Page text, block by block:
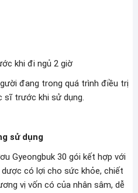
khi đi ngủ 2 giờ
đang trong quá trình điều trị
sĩ trước khi sử dụng.
sử dụng
Gyeongbuk 30 gói kết hợp với
có lợi cho sức khỏe, chiết
vị vốn có của nhân sâm, dễ